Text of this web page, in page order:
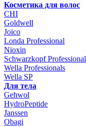
Косметика для волос
CHI
Goldwell
Joico
Londa Professional
Nioxin
Schwarzkopf Professional
Wella Professionals
Wella SP
Для тела
Gehwol
HydroPeptide
Janssen
Obagi